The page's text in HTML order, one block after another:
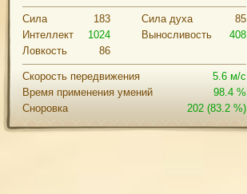
Сила
183
Интеллект
1024
Ловкость
86
Cила духа
85
Выносливость
408
Скорость передвижения
5.6 м/с
Время применения умений
98.4 %
Сноровка
(83.2 %)
202